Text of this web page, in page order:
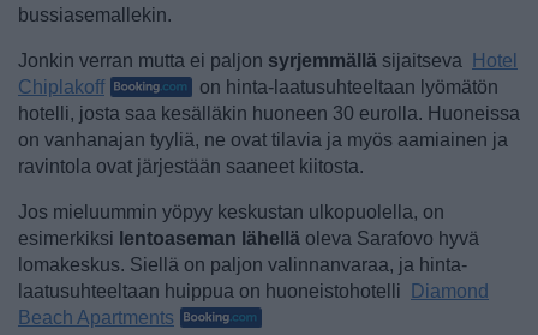
bussiasemallekin.
Jonkin verran mutta ei paljon syrjemmällä sijaitseva
Hotel
Chiplakoff
on hinta-laatusuhteeltaan lyömätön
hotelli, josta saa kesälläkin huoneen 30 eurolla. Huoneissa
on vanhanajan tyyliä, ne ovat tilavia ja myös aamiainen ja
ravintola ovat järjestään saaneet kiitosta.
Jos mieluummin yöpyy keskustan ulkopuolella, on
esimerkiksi lentoaseman lähellä oleva Sarafovo hyvä
lomakeskus. Siellä on paljon valinnanvaraa, ja hinta-
laatusuhteeltaan huippua on huoneistohotelli
Diamond
Beach Apartments